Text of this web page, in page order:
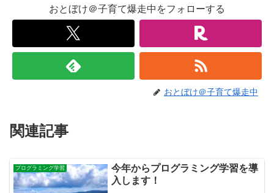
おとぼけ＠子育て爆走中をフォローする
おとぼけ＠子育て爆走中
関連記事
プログラミング学習
今年からプログラミング学習を導
入します！